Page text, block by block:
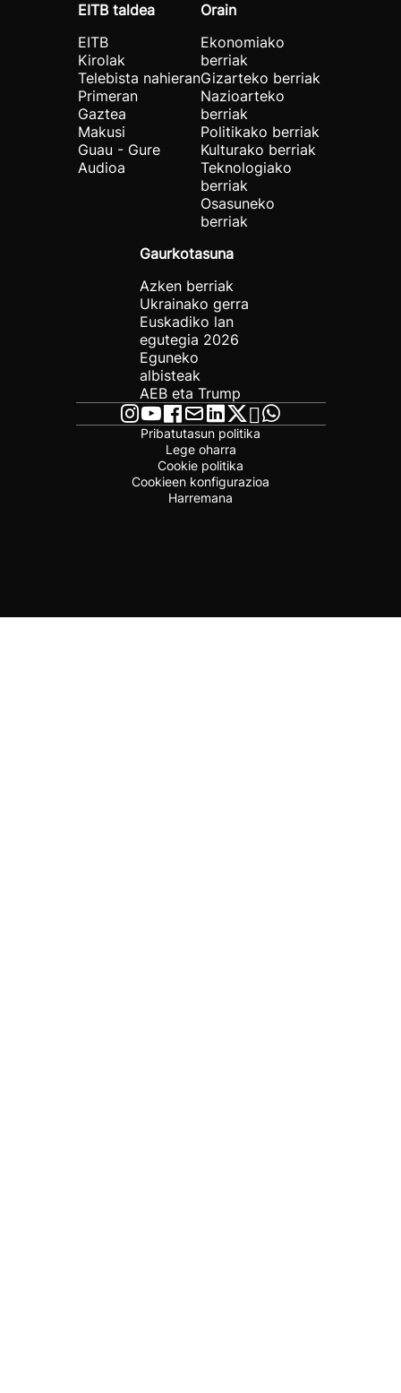
EITB taldea
EITB
Kirolak
Telebista nahieran
Primeran
Gaztea
Makusi
Guau - Gure
Audioa
Orain
Ekonomiako
berriak
Gizarteko berriak
Nazioarteko
berriak
Politikako berriak
Kulturako berriak
Teknologiako
berriak
Osasuneko
berriak
Gaurkotasuna
Azken berriak
Ukrainako gerra
Euskadiko lan
egutegia 2026
Eguneko
albisteak
AEB eta Trump
Pribatutasun politika
Lege oharra
Cookie politika
Cookieen konfigurazioa
Harremana